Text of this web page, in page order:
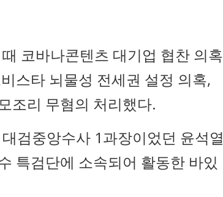
코바나콘텐츠 대기업 협찬 의혹
스타 뇌물성 전세권 설정 의혹,
조리 무혐의 처리했다.
검중앙수사 1과장이었던 윤석열
특검단에 소속되어 활동한 바있